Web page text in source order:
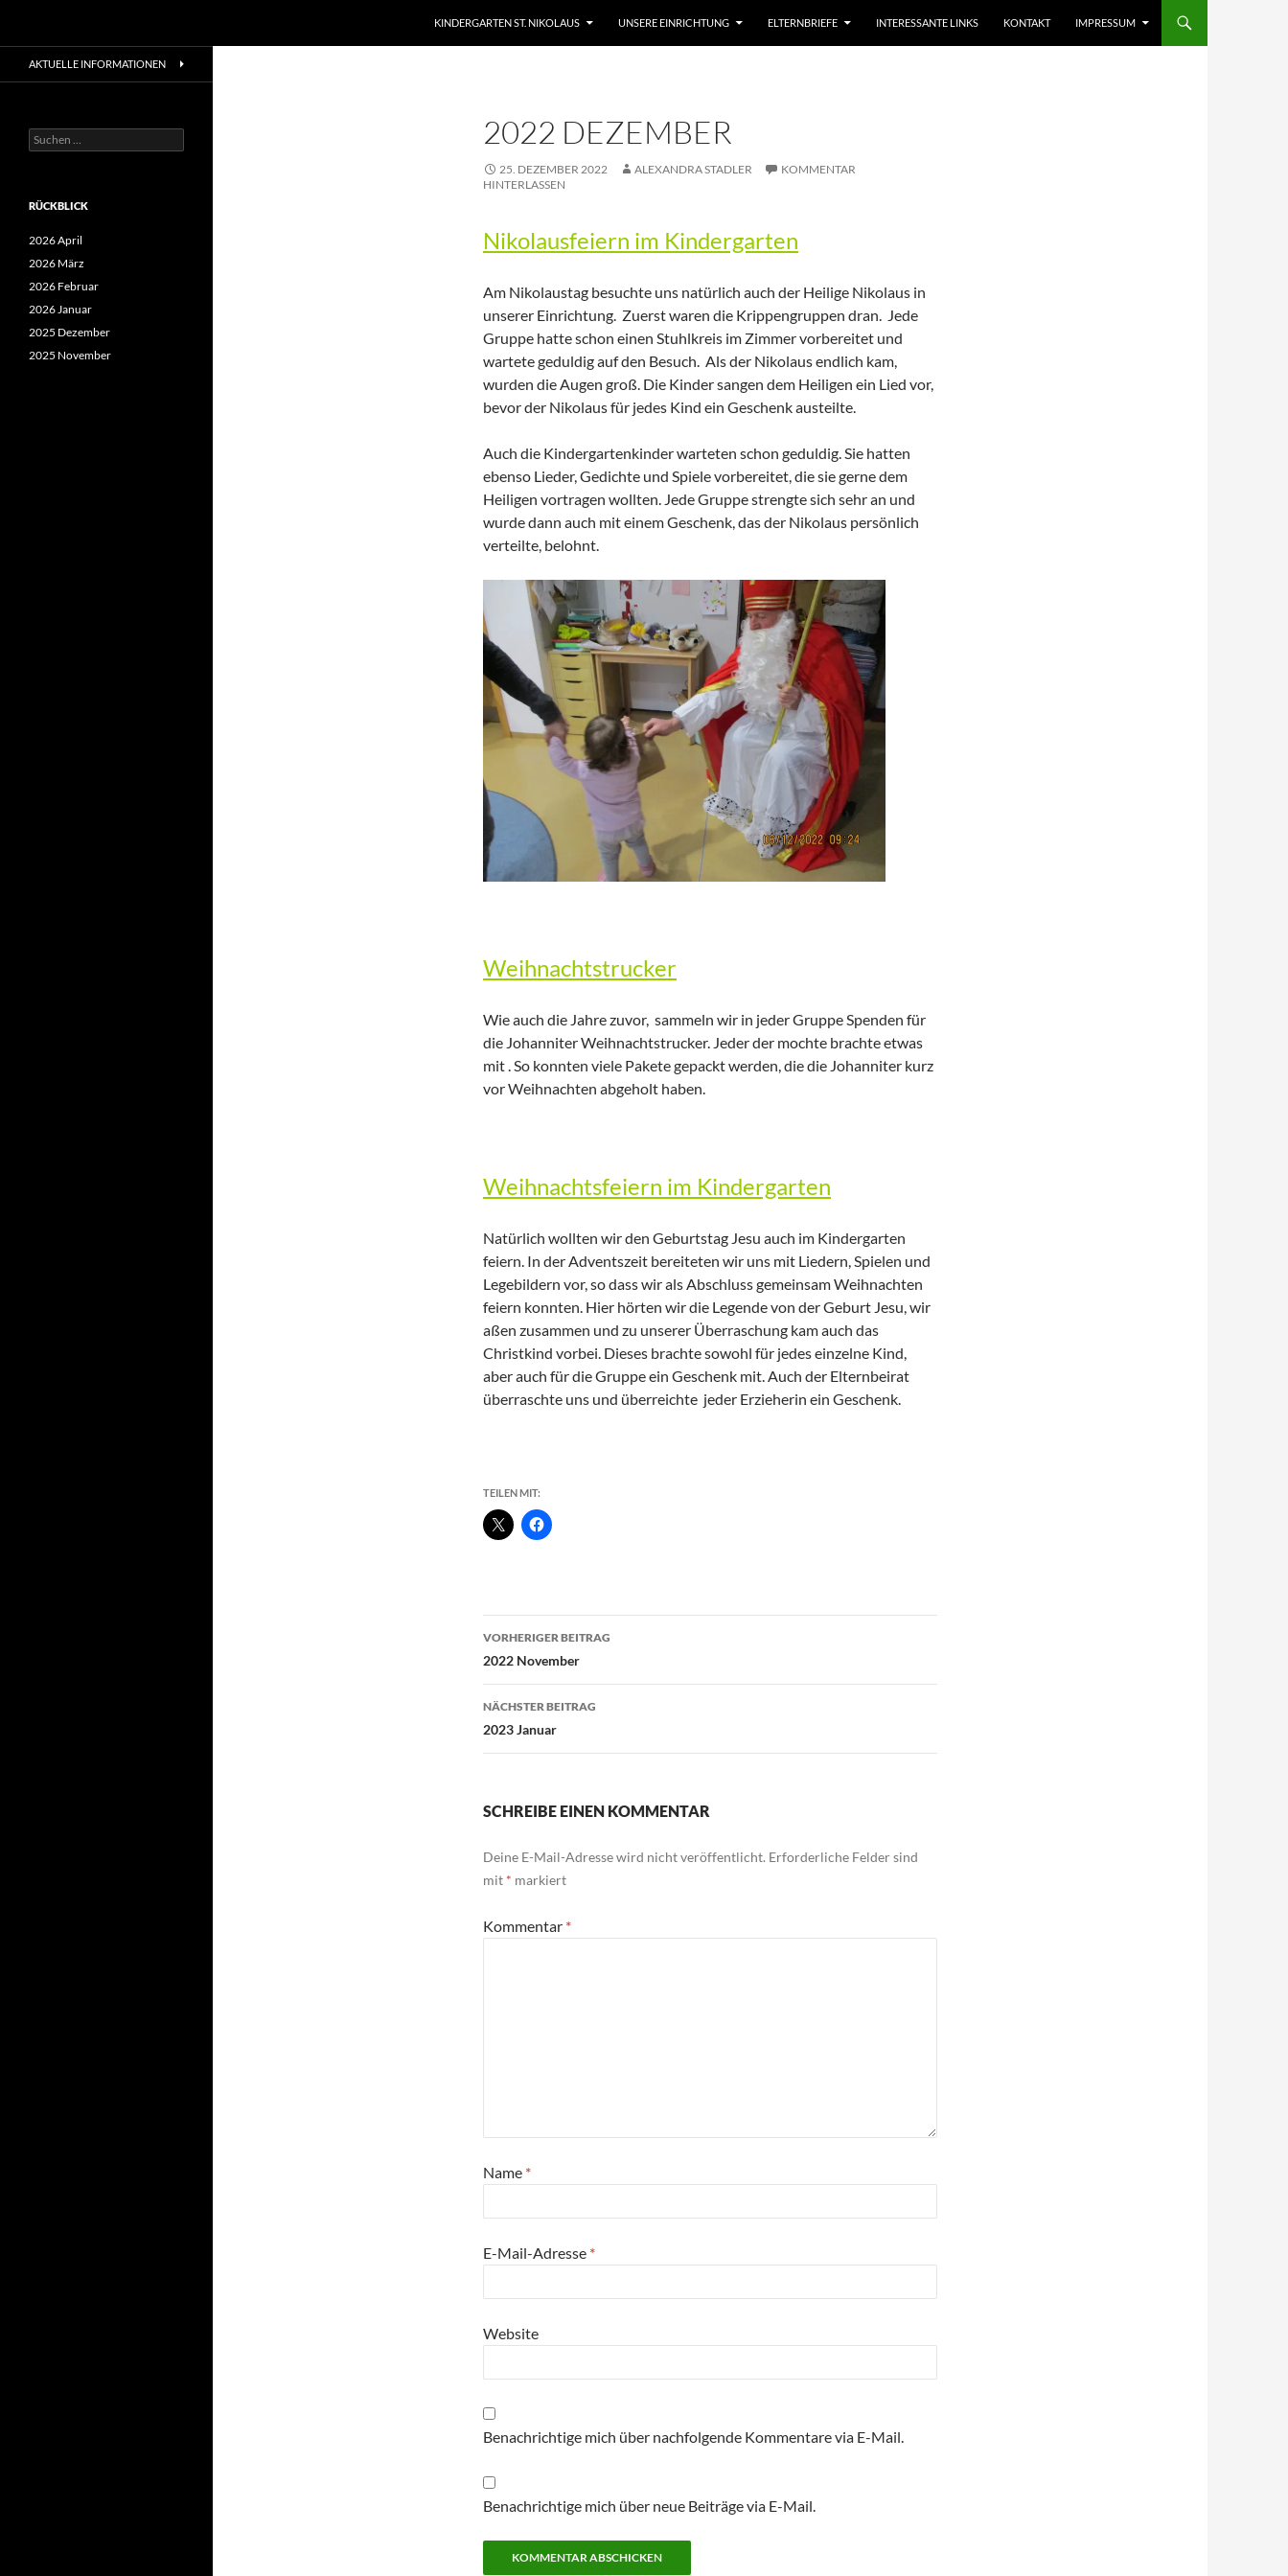
Inhalt
KINDERGARTEN ST. NIKOLAUS UNSERE EINRICHTUNG ELTERNBRIEFE INTERESSANTE LINKS KONTAKT IMPRESSUM
2022 DEZEMBER
25. DEZEMBER 2022 ALEXANDRA STADLER
KOMMENTAR
HINTERLASSEN
Nikolausfeiern im Kindergarten
Am Nikolaustag besuchte uns natürlich auch der Heilige Nikolaus in
unserer Einrichtung. Zuerst waren die Krippengruppen dran. Jede
Gruppe hatte schon einen Stuhlkreis im Zimmer vorbereitet und
wartete geduldig auf den Besuch. Als der Nikolaus endlich kam,
wurden die Augen groß. Die Kinder sangen dem Heiligen ein Lied vor,
bevor der Nikolaus für jedes Kind ein Geschenk austeilte.
Auch die Kindergartenkinder warteten schon geduldig. Sie hatten
ebenso Lieder, Gedichte und Spiele vorbereitet, die sie gerne dem
Heiligen vortragen wollten. Jede Gruppe strengte sich sehr an und
wurde dann auch mit einem Geschenk, das der Nikolaus persönlich
verteilte, belohnt.
Weihnachtstrucker
Wie auch die Jahre zuvor, sammeln wir in jeder Gruppe Spenden für
die Johanniter Weihnachtstrucker. Jeder der mochte brachte etwas
mit . So konnten viele Pakete gepackt werden, die die Johanniter kurz
vor Weihnachten abgeholt haben.
Weihnachtsfeiern im Kindergarten
Natürlich wollten wir den Geburtstag Jesu auch im Kindergarten
feiern. In der Adventszeit bereiteten wir uns mit Liedern, Spielen und
Legebildern vor, so dass wir als Abschluss gemeinsam Weihnachten
feiern konnten. Hier hörten wir die Legende von der Geburt Jesu, wir
aßen zusammen und zu unserer Überraschung kam auch das
Christkind vorbei. Dieses brachte sowohl für jedes einzelne Kind,
aber auch für die Gruppe ein Geschenk mit. Auch der Elternbeirat
überraschte uns und überreichte jeder Erzieherin ein Geschenk.
TEILEN MIT:
Beitragsnavigation
VORHERIGER BEITRAG
2022 November
NÄCHSTER BEITRAG
2023 Januar
SCHREIBE EINEN KOMMENTAR
Deine E-Mail-Adresse wird nicht veröffentlicht. Erforderliche Felder sind
mit * markiert
Kommentar *
Name *
E-Mail-Adresse *
Website
Benachrichtige mich über nachfolgende Kommentare via E-Mail.
Benachrichtige mich über neue Beiträge via E-Mail.
AKTUELLE INFORMATIONEN
Suchen
nach:
RÜCKBLICK
2026 April
2026 März
2026 Februar
2026 Januar
2025 Dezember
2025 November